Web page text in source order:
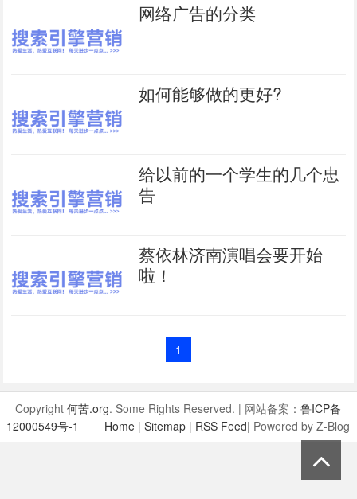
网络广告的分类
如何能够做的更好?
给以前的一个学生的几个忠
告
蔡依林济南演唱会要开始
啦！
1
Copyright何苦.org. Some Rights Reserved. | 网站备案：鲁ICP备
12000549号-1
Home |Sitemap | RSS Feed| Powered by Z-Blog